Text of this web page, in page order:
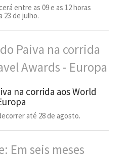
entre as 09 e as 12 horas
de julho.
na corrida aos World
até 28 de agosto.